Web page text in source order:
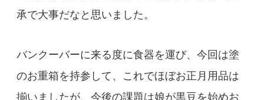
承で大事だなと思いました。
バンクーバーに来る度に食器を運び、今回は塗
のお重箱を持参して、これでほぼお正月用品は
揃いましたが、今後の課題は娘が黒豆を始めお